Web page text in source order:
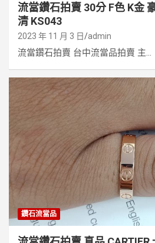
流當鑽石拍賣 30分 F色 K金
清 KS043
2023 年 11 月 3 日 admin
流當鑽石拍賣 台中流當品拍賣 主...
鑽石流當品